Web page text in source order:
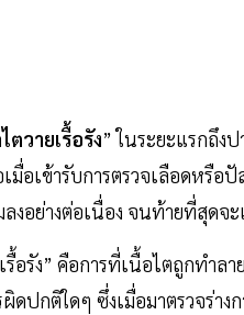
ตวายเรื้อรัง” ในระยะแรกถึง
เมื่อเข้ารับการตรวจเลือดหรื
งอย่างต่อเนื่อง จนท้ายที่สุดจะ
เรื้อรัง” คือการที่เนื้อไตถูกทำ
ผิดปกติใดๆ ซึ่งเมื่อมาตรวจร่า